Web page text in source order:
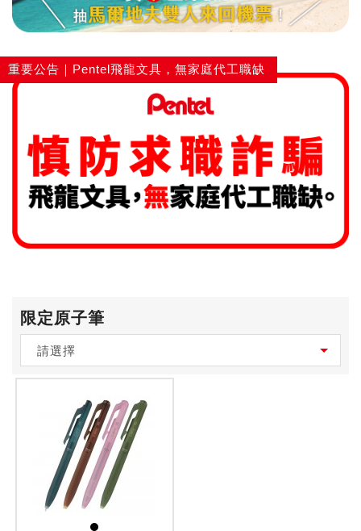
重要公告｜Pentel飛龍文具，無家庭代工職缺
限定原子筆
請選擇